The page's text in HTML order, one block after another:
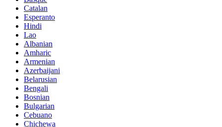
Catalan
Esperanto
Hindi
Lao
Albanian
Amharic
Armenian
Azerbaijani
Belarusian
Bengali
Bosnian
Bulgarian
Cebuano
Chichewa